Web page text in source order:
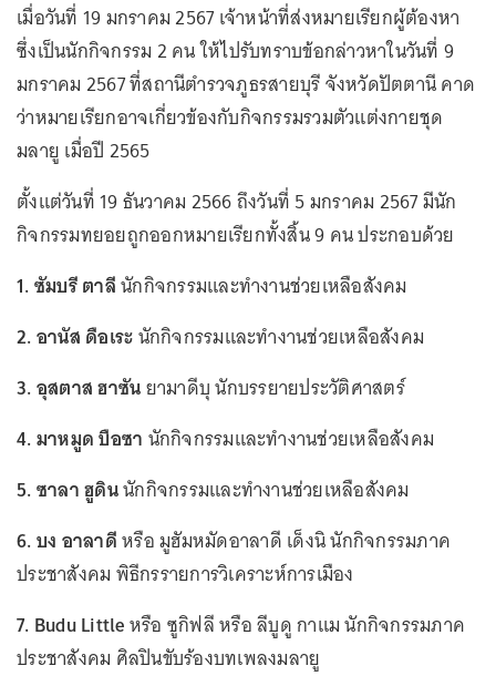
เมื่อวันที่ 19 มกราคม 2567 เจ้าหน้าที่ส่งหมายเรียกผู้ต้องหา
ซึ่งเป็นนักกิจกรรม 2 คน ให้ไปรับทราบข้อกล่าวหาในวันที่ 9
มกราคม 2567 ที่สถานีตำรวจภูธรสายบุรี จังหวัดปัตตานี คาด
ว่าหมายเรียกอาจเกี่ยวข้องกับกิจกรรมรวมตัวแต่งกายชุด
มลายู เมื่อปี 2565
ตั้งแต่วันที่ 19 ธันวาคม 2566 ถึงวันที่ 5 มกราคม 2567 มีนัก
กิจกรรมทยอยถูกออกหมายเรียกทั้งสิ้น 9 คน ประกอบด้วย
1. ซัมบรี ตาลีนักกิจกรรมและทำงานช่วยเหลือสังคม
2. อานัส ดือเระนักกิจกรรมและทำงานช่วยเหลือสังคม
3. อุสตาส ฮาซันยามาดีบุ นักบรรยายประวัติศาสตร์
4. มาหมูด บือซา นักกิจกรรมและทำงานช่วยเหลือสังคม
5. ซาลา ฮูดินนักกิจกรรมและทำงานช่วยเหลือสังคม
6. บง อาลาดีหรือ มูฮัมหมัดอาลาดี เด็งนิ นักกิจกรรมภาค
ประชาสังคม พิธีกรรายการวิเคราะห์การเมือง
7. Budu Littleหรือ ซูกิฟลี หรือ ลีบูดู กาแม นักกิจกรรมภาค
ประชาสังคม ศิลปินขับร้องบทเพลงมลายู